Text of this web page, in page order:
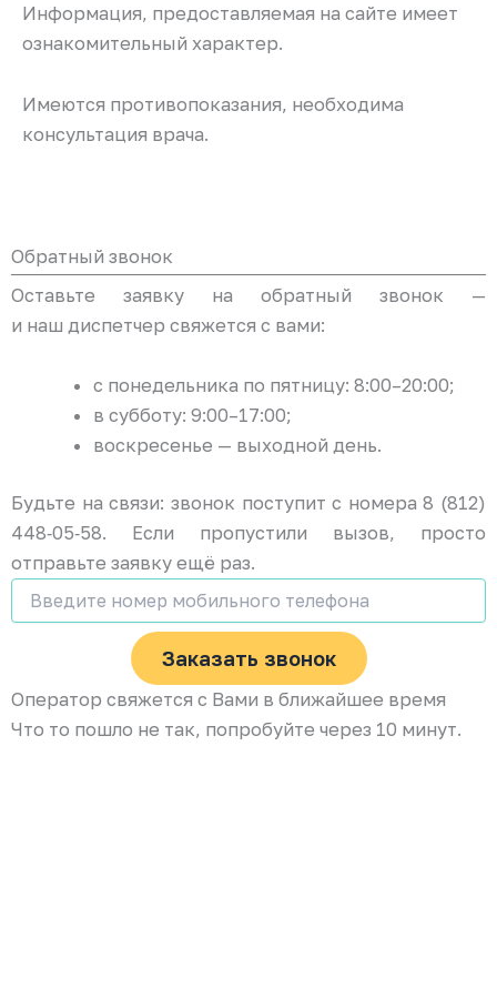
Информация, предоставляемая на сайте имеет
ознакомительный характер.
Имеются противопоказания, необходима
консультация врача.
Обратный звонок
Оставьте заявку на обратный звонок —
и наш диспетчер свяжется с вами:
с понедельника по пятницу: 8:00–20:00;
в субботу: 9:00–17:00;
воскресенье — выходной день.
Будьте на связи: звонок поступит с номера 8 (812)
448‑05‑58. Если пропустили вызов, просто
отправьте заявку ещё раз.
Заказать звонок
Оператор свяжется с Вами в ближайшее время
Что то пошло не так, попробуйте через 10 минут.